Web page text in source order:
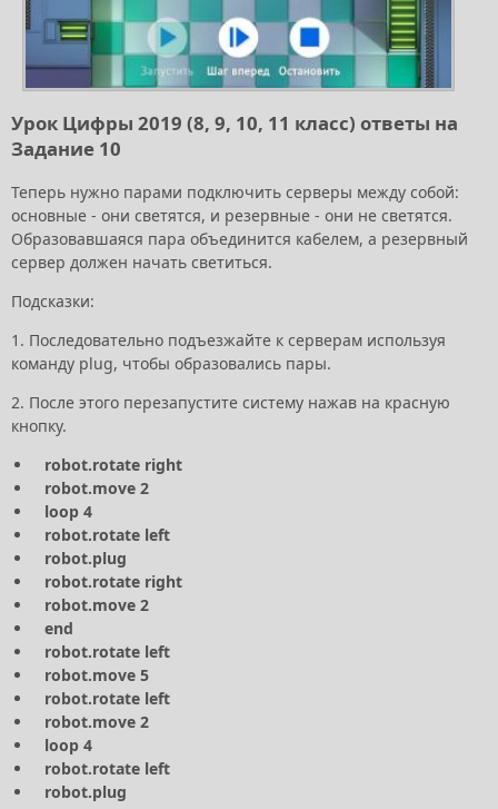
Урок Цифры 2019 (8, 9, 10, 11 класс) ответы на
Задание 10
Теперь нужно парами подключить серверы между собой:
основные - они светятся, и резервные - они не светятся.
Образовавшаяся пара объединится кабелем, а резервный
сервер должен начать светиться.
Подсказки:
1. Последовательно подъезжайте к серверам используя
команду plug, чтобы образовались пары.
2. После этого перезапустите систему нажав на красную
кнопку.
robot.rotate right
robot.move 2
loop 4
robot.rotate left
robot.plug
robot.rotate right
robot.move 2
end
robot.rotate left
robot.move 5
robot.rotate left
robot.move 2
loop 4
robot.rotate left
robot.plug